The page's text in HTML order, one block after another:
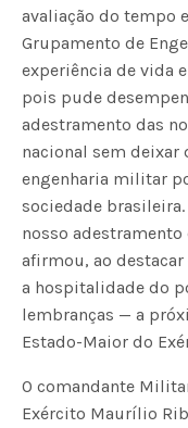
avaliação do tempo
Grupamento de
experiência de vida
pois pude
adestramento das
nacional sem deixar
engenharia militar
sociedade
nosso
afirmou, ao
a hospitalidade do
lembranças — a
Estado-Maior do
O comandante
Exército Maurílio